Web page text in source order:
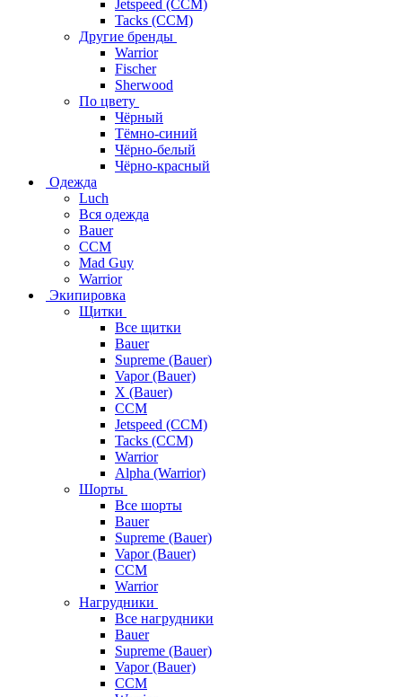
Jetspeed (CCM)
Tacks (CCM)
Другие бренды
Warrior
Fischer
Sherwood
По цвету
Чёрный
Тёмно-синий
Чёрно-белый
Чёрно-красный
Одежда
Luch
Вся одежда
Bauer
CCM
Mad Guy
Warrior
Экипировка
Щитки
Все щитки
Bauer
Supreme (Bauer)
Vapor (Bauer)
X (Bauer)
CCM
Jetspeed (CCM)
Tacks (CCM)
Warrior
Alpha (Warrior)
Шорты
Все шорты
Bauer
Supreme (Bauer)
Vapor (Bauer)
CCM
Warrior
Нагрудники
Все нагрудники
Bauer
Supreme (Bauer)
Vapor (Bauer)
CCM